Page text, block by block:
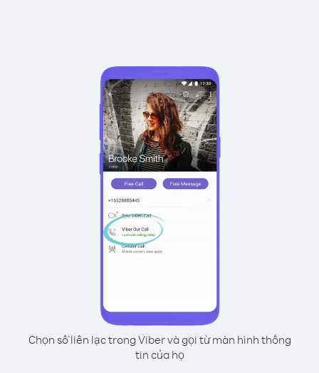
Chọn số liên lạc trong Viber và gọi từ màn hình thông
tin của họ